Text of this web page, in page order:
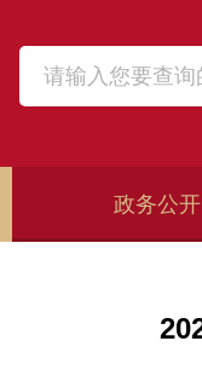
政务公开